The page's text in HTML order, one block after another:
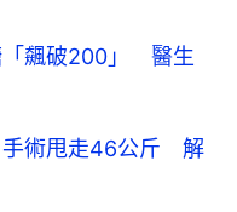
「飆破200」 醫生
手術甩走46公斤 解